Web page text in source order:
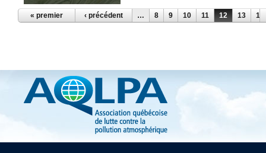
« premier ‹ précédent … 8 9 10 11 12 13 14